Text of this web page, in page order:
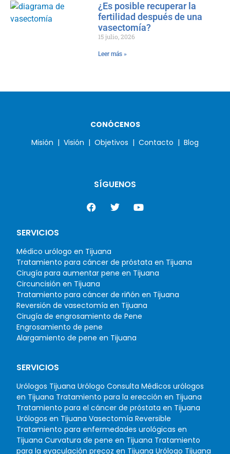
¿Es posible recuperar la
fertilidad después de una
vasectomía?
15 julio, 2026
Leer más »
CONÓCENOS
Misión | Visión | Objetivos | Contacto | Blog
SÍGUENOS
SERVICIOS
Médico urólogo en Tijuana
Tratamiento para cáncer de próstata en Tijuana
Cirugía para aumentar pene en Tijuana
Circuncisión en Tijuana
Tratamiento para cáncer de riñón en Tijuana
Reversión de vasectomía en Tijuana
Cirugía de engrosamiento de Pene
Engrosamiento de pene
Alargamiento de pene en Tijuana
SERVICIOS
Urólogos Tijuana Urólogo Consulta Médicos urólogos
en Tijuana Tratamiento para la erección en Tijuana
Tratamiento para el cáncer de próstata en Tijuana
Urólogos en Tijuana Vasectomía Reversible
Tratamiento para enfermedades urológicas en
Tijuana Curvatura de pene en Tijuana Tratamiento
para la eyaculación precoz en Tijuana Urólogo Tijuana